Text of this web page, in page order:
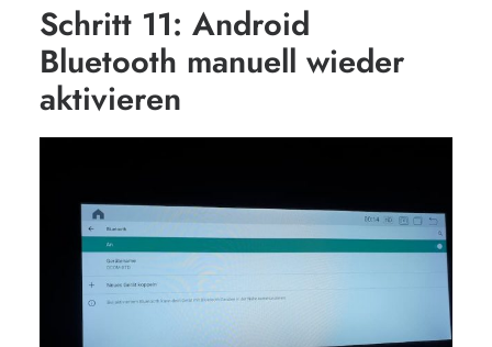
Schritt 11: Android
Bluetooth manuell wieder
aktivieren